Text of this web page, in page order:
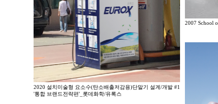
2020 설치미술형 요소수(탄소배출저감용)단말기 설계/개발 #1
'통합 브랜드전략편'_롯데화학/유록스
2007 School